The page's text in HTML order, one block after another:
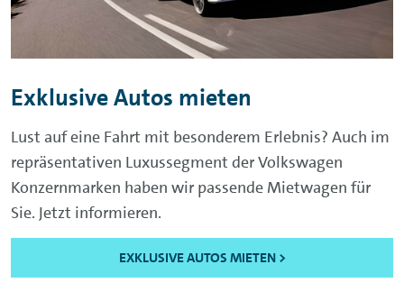
Exklusive Autos mieten
Lust auf eine Fahrt mit besonderem Erlebnis? Auch im
repräsentativen Luxussegment der Volkswagen
Konzernmarken haben wir passende Mietwagen für
Sie. Jetzt informieren.
EXKLUSIVE AUTOS MIETEN >